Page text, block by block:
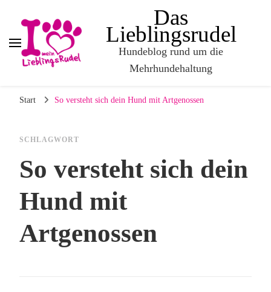
Das
Lieblingsrudel
Hundeblog rund um die
Mehrhundehaltung
Start So versteht sich dein Hund mit Artgenossen
SCHLAGWORT
So versteht sich dein
Hund mit
Artgenossen